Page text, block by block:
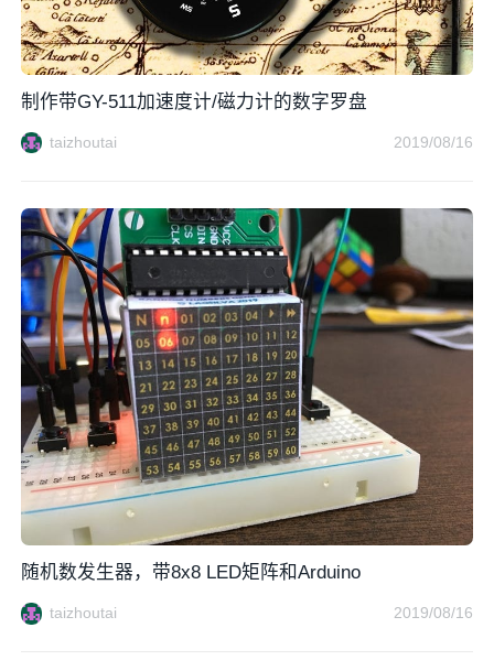
制作带GY-511加速度计/磁力计的数字罗盘
taizhoutai 2019/08/16
随机数发生器，带8x8 LED矩阵和Arduino
taizhoutai 2019/08/16